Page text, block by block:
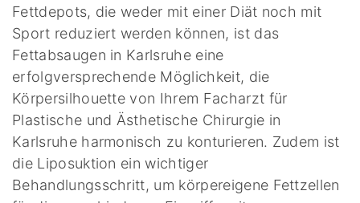
Fettdepots, die weder mit einer Diät noch mit
Sport reduziert werden können, ist das
Fettabsaugen in Karlsruhe eine
erfolgversprechende Möglichkeit, die
Körpersilhouette von Ihrem Facharzt für
Plastische und Ästhetische Chirurgie in
Karlsruhe harmonisch zu konturieren. Zudem ist
die Liposuktion ein wichtiger
Behandlungsschritt, um körpereigene Fettzellen